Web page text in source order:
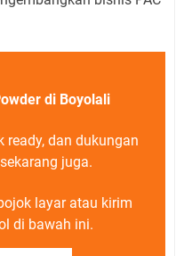
di Boyolali
ready, dan dukungan
juga.
layar atau kirim
di bawah ini.